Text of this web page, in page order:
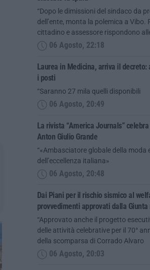
“Dopo le dimissioni del sindaco da
dell’ente, monta la polemica a Vibo.
cittadino e assessore rispondono
06 Agosto, 22:18
Laurea in Medicina, arriva il decreto:
i posti
“Saranno 27 mila quelli disponibili
06 Agosto, 20:49
La rivista “America Journals”
Anton Giulio Grande
“«Ambasciatore globale della moda
dell’eccellenza italiana»
06 Agosto, 20:48
Dai Piani per il rischio sismico al
provvedimenti approvati dalla Giunta
“Approvato anche il progetto
delle attività celebrative per il 70°
della scomparsa di Corrado Alvaro
06 Agosto, 20:03